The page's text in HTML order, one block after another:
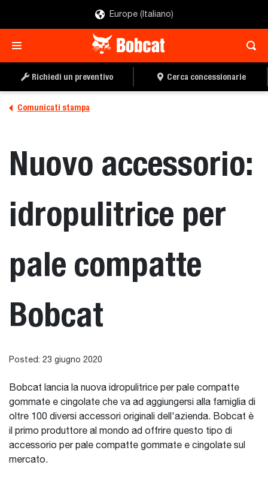
Europe (Italiano)
Richiedi un preventivo Cerca concessionarie
Comunicati stampa
Nuovo accessorio:
idropulitrice per
pale compatte
Bobcat
Posted: 23 giugno 2020
Bobcat lancia la nuova idropulitrice per pale compatte
gommate e cingolate che va ad aggiungersi alla famiglia di
oltre 100 diversi accessori originali dell'azienda. Bobcat è
il primo produttore al mondo ad offrire questo tipo di
accessorio per pale compatte gommate e cingolate sul
mercato.